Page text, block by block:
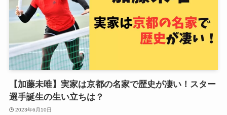
【加藤未唯】実家は京都の名家で歴史が凄い！スター
選手誕生の生い立ちは？
2023年6月10日